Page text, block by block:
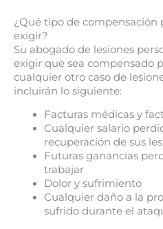
¿Qué tipo de compensación
exigir?
Su abogado de lesiones
exigir que sea compensado
cualquier otro caso de
incluirán lo siguiente:
Facturas médicas y
Cualquier salario
recuperación de sus
Futuras ganancias
trabajar
Dolor y sufrimiento
Cualquier daño a la
sufrido durante el